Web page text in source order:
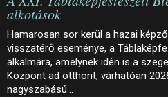
alkotások
Hamarosan sor kerül a hazai
visszatérő eseménye, a
alkalmára, amelynek idén is a
Központ ad otthont, várhatóan
nagyszabású…